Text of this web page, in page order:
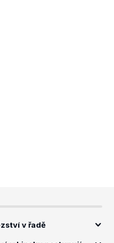
v řadě